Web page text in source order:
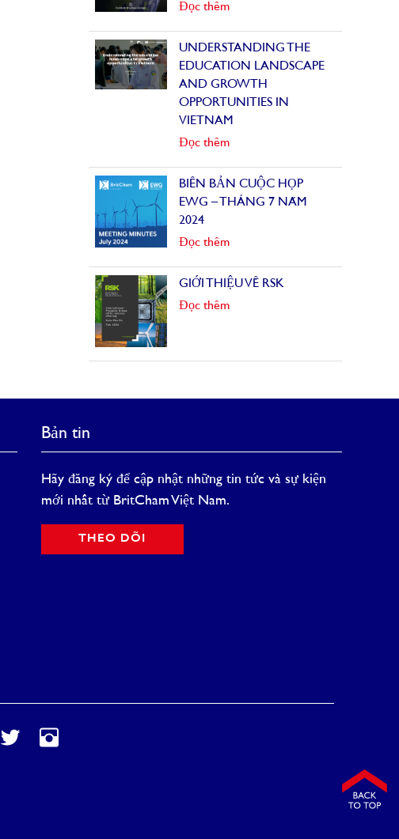
Đọc thêm
UNDERSTANDING THE
EDUCATION LANDSCAPE
AND GROWTH
OPPORTUNITIES IN
VIETNAM
Đọc thêm
BIÊN BẢN CUỘC HỌP
EWG – THÁNG 7 NĂM
2024
Đọc thêm
GIỚI THIỆU VỀ RSK
Đọc thêm
Bản tin
Hãy đăng ký để cập nhật những tin tức và sự kiện
mới nhất từ BritCham Việt Nam.
THEO DÕI